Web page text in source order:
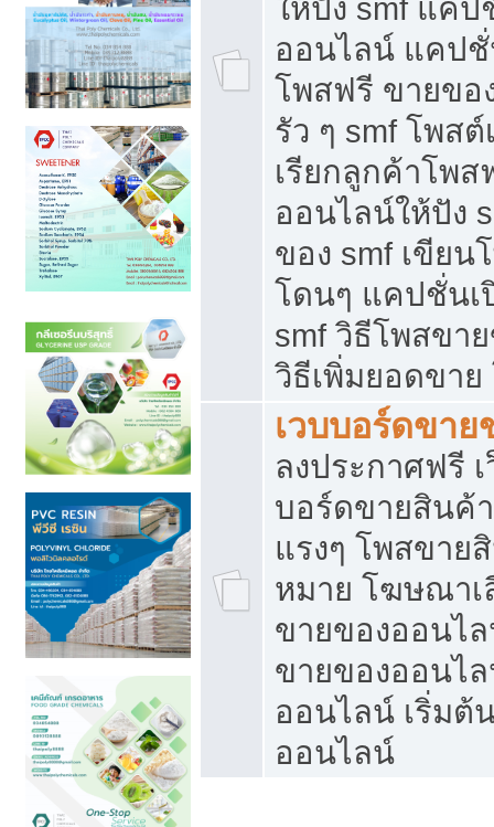
ให้ปัง smf แค
ออนไลน์ แคป
โพสฟรี ขายขอ
รัว ๆ smf โพส
เรียกลูกค้าโพส
ออนไลน์ให้ปัง
ของ smf เขียน
โดนๆ แคปชั่นเ
smf วิธีโพสขา
วิธีเพิ่มยอดขาย
เวบบอร์ดขา
ลงประกาศฟรี
บอร์ดขายสินค้
แรงๆ โพสขาย
หมาย โฆษณาเ
ขายของออนไ
ขายของออนไ
ออนไลน์ เริ่มต้
ออนไลน์